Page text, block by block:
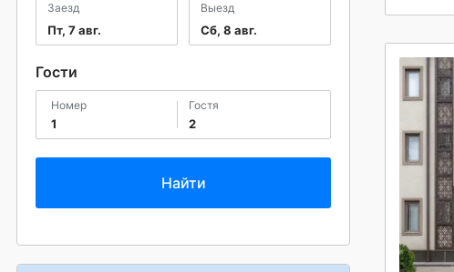
Заезд
Пт, 7 авг.
Выезд
Сб, 8 авг.
Гости
1
номер
2
гостя